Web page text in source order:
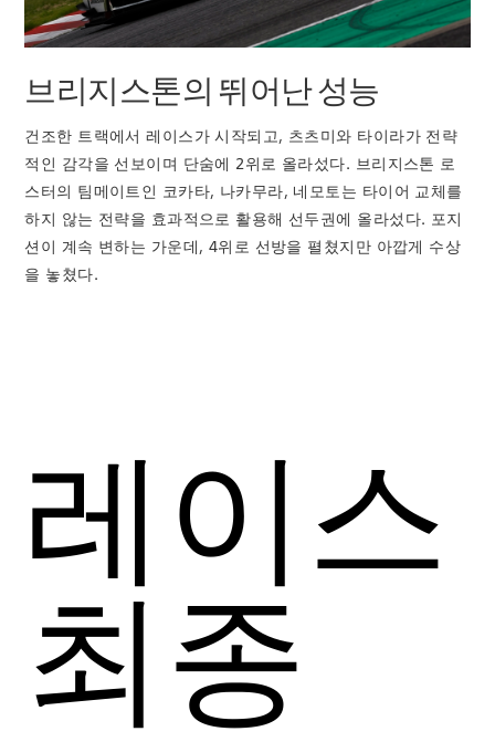
브리지스톤의 뛰어난 성능
건조한 트랙에서 레이스가 시작되고, 츠츠미와 타이라가 전략
적인 감각을 선보이며 단숨에 2위로 올라섰다. 브리지스톤 로
스터의 팀메이트인 코카타, 나카무라, 네모토는 타이어 교체를
하지 않는 전략을 효과적으로 활용해 선두권에 올라섰다. 포지
션이 계속 변하는 가운데, 4위로 선방을 펼쳤지만 아깝게 수상
을 놓쳤다.
레이스
최종